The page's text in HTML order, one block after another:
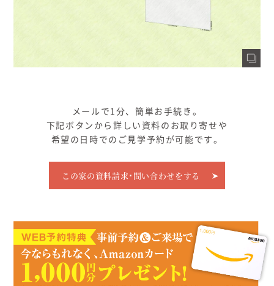
メールで1分、簡単お手続き。
下記ボタンから詳しい資料のお取り寄せや
希望の日時でのご見学予約が可能です。
この家の資料請求･問い合わせをする